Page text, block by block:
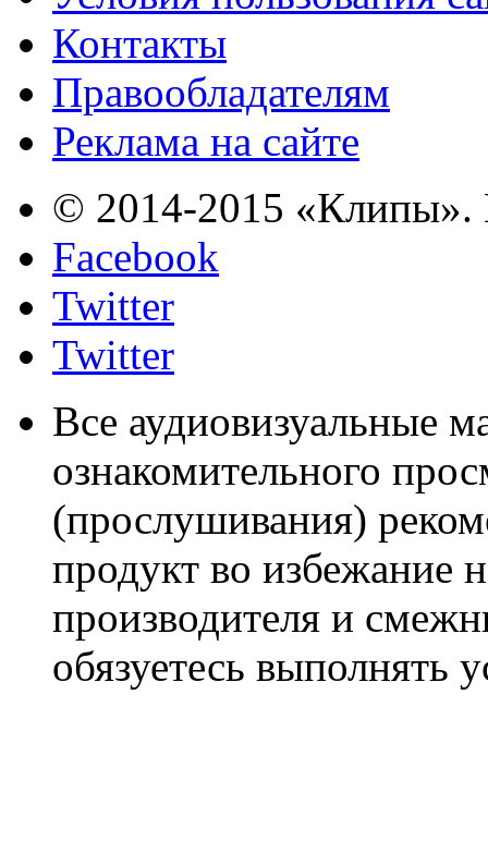
Контакты
Правообладателям
Реклама на сайте
© 2014-2015 «Клипы».
Facebook
Twitter
Twitter
Все аудиовизуальные
ознакомительного
(прослушивания)
продукт во избежание
производителя и
обязуетесь выполнять